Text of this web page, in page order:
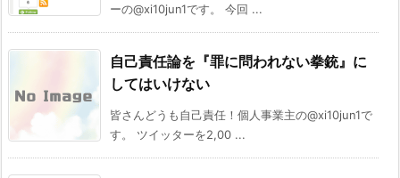
ーの@xi10jun1です。 今回 ...
自己責任論を『罪に問われない拳銃』に
してはいけない
皆さんどうも自己責任！個人事業主の@xi10jun1で
す。 ツイッターを2,00 ...